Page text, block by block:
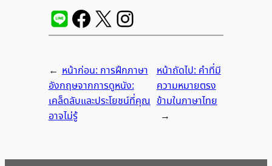
← หน้าก่อน:การฝึกภาษา
อังกฤษจากการดูหนัง:
เคล็ดลับและประโยชน์ที่คุณ
อาจไม่รู้
หน้าถัดไป:คำที่มี
ความหมายตรง
ข้ามในภาษาไทย
→